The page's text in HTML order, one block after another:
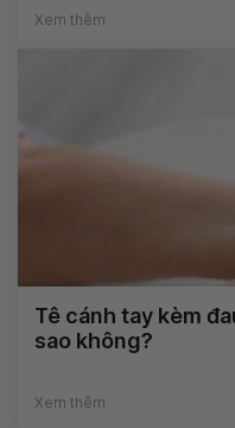
Xem thêm
Tê cánh tay kèm
sao không?
Xem thêm